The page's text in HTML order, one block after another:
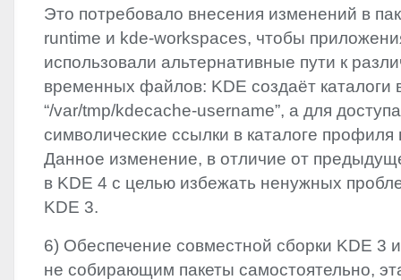
Это потребовало внесения изменений в
runtime и kde-workspaces, чтобы
использовали альтернативные пути к
временных файлов: KDE создаёт каталоги
“/var/tmp/kdecache-username”, а для
символические ссылки в каталоге профиля
Данное изменение, в отличие от
в KDE 4 с целью избежать ненужных
KDE 3.
6) Обеспечение совместной сборки KDE 3
не собирающим пакеты самостоятельно,